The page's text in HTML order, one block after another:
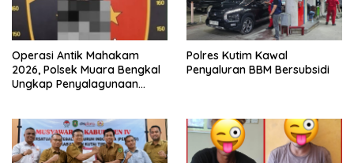
Operasi Antik Mahakam
2026, Polsek Muara Bengkal
Ungkap Penyalagunaan
Polres Kutim Kawal
Penyaluran BBM Bersubsidi